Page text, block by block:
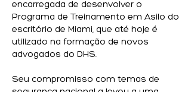
encarregada de desenvolver o
Programa de Treinamento em Asilo do
escritório de Miami, que até hoje é
utilizado na formação de novos
advogados do DHS.
Seu compromisso com temas de